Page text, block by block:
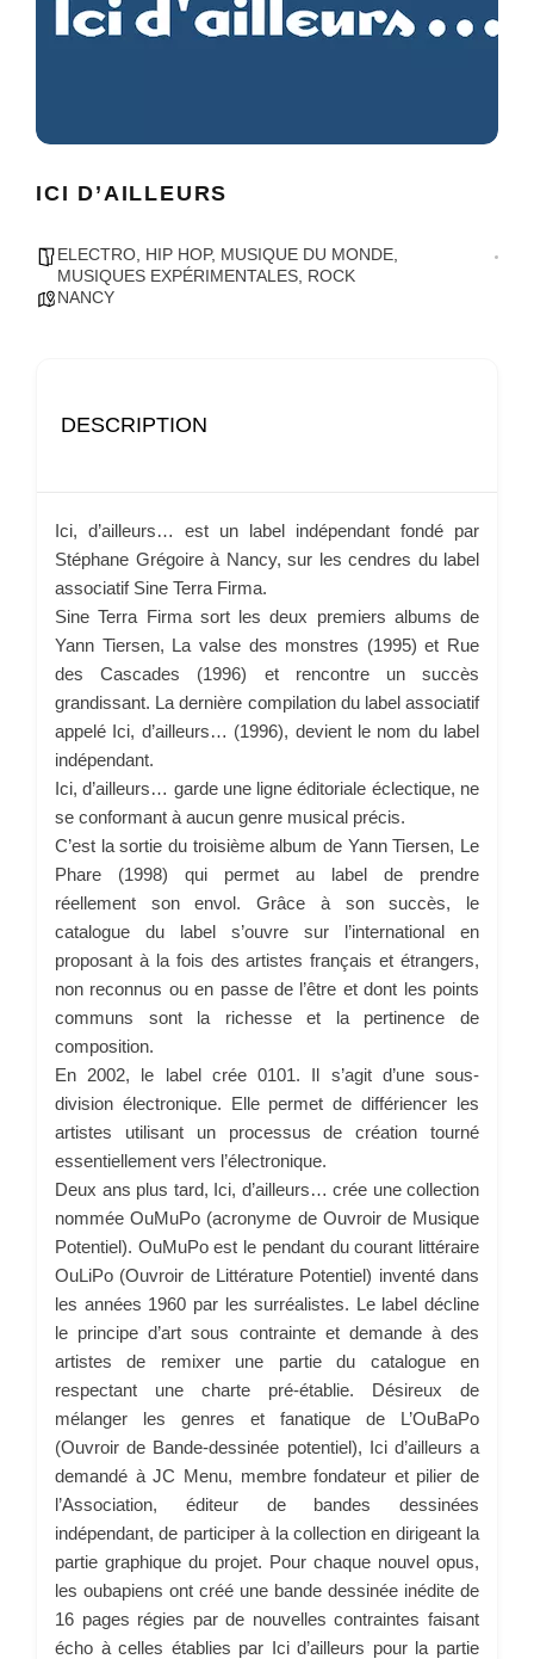
ICI D’AILLEURS
ELECTRO HIP HOP, MUSIQUE DU MONDE
MUSIQUES EXPÉRIMENTALES ROCK
NANCY
DESCRIPTION
Ici, d’ailleurs… est un label indépendant fondé par
Stéphane Grégoire à Nancy, sur les cendres du label
associatif Sine Terra Firma.
Sine Terra Firma sort les deux premiers albums de
Yann Tiersen, La valse des monstres (1995) et Rue
des Cascades (1996) et rencontre un succès
grandissant. La dernière compilation du label associatif
appelé Ici, d’ailleurs… (1996), devient le nom du label
indépendant.
Ici, d’ailleurs… garde une ligne éditoriale éclectique, ne
se conformant à aucun genre musical précis.
C’est la sortie du troisième album de Yann Tiersen, Le
Phare (1998) qui permet au label de prendre
réellement son envol. Grâce à son succès, le
catalogue du label s’ouvre sur l’international en
proposant à la fois des artistes français et étrangers,
non reconnus ou en passe de l’être et dont les points
communs sont la richesse et la pertinence de
composition.
En 2002, le label crée 0101. Il s’agit d’une sous-
division électronique. Elle permet de différiencer les
artistes utilisant un processus de création tourné
essentiellement vers l’électronique.
Deux ans plus tard, Ici, d’ailleurs… crée une collection
nommée OuMuPo (acronyme de Ouvroir de Musique
Potentiel). OuMuPo est le pendant du courant littéraire
OuLiPo (Ouvroir de Littérature Potentiel) inventé dans
les années 1960 par les surréalistes. Le label décline
le principe d’art sous contrainte et demande à des
artistes de remixer une partie du catalogue en
respectant une charte pré-établie. Désireux de
mélanger les genres et fanatique de L’OuBaPo
(Ouvroir de Bande-dessinée potentiel), Ici d’ailleurs a
demandé à JC Menu, membre fondateur et pilier de
l’Association, éditeur de bandes dessinées
indépendant, de participer à la collection en dirigeant la
partie graphique du projet. Pour chaque nouvel opus,
les oubapiens ont créé une bande dessinée inédite de
16 pages régies par de nouvelles contraintes faisant
écho à celles établies par Ici d’ailleurs pour la partie